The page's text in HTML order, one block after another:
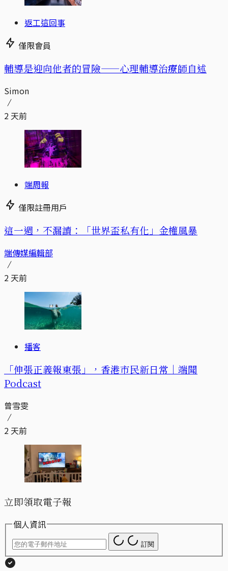
返工這回事
僅限會員
輔導是迎向他者的冒險——心理輔導治療師自述
Simon
2 天前
端周報
僅限註冊用戶
這一週，不漏讀：「世界盃私有化」金權風暴
端傳媒編輯部
2 天前
播客
「伸張正義報東張」，香港市民新日常｜端聞
Podcast
曾雪雯
2 天前
立即領取電子報
個人資訊
訂閱